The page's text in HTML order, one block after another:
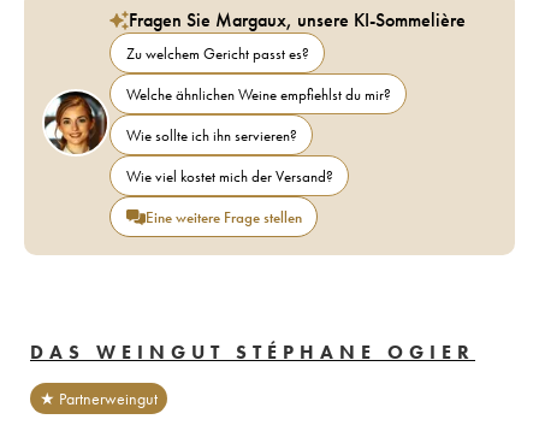
Fragen Sie Margaux, unsere KI-Sommelière
Zu welchem Gericht passt es?
Welche ähnlichen Weine empfiehlst du mir?
Wie sollte ich ihn servieren?
Wie viel kostet mich der Versand?
Eine weitere Frage stellen
DAS WEINGUT STÉPHANE OGIER
★ Partnerweingut